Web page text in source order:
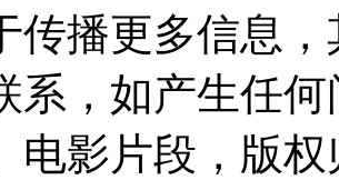
传播更多信息
系，如产生任
电影片段，版